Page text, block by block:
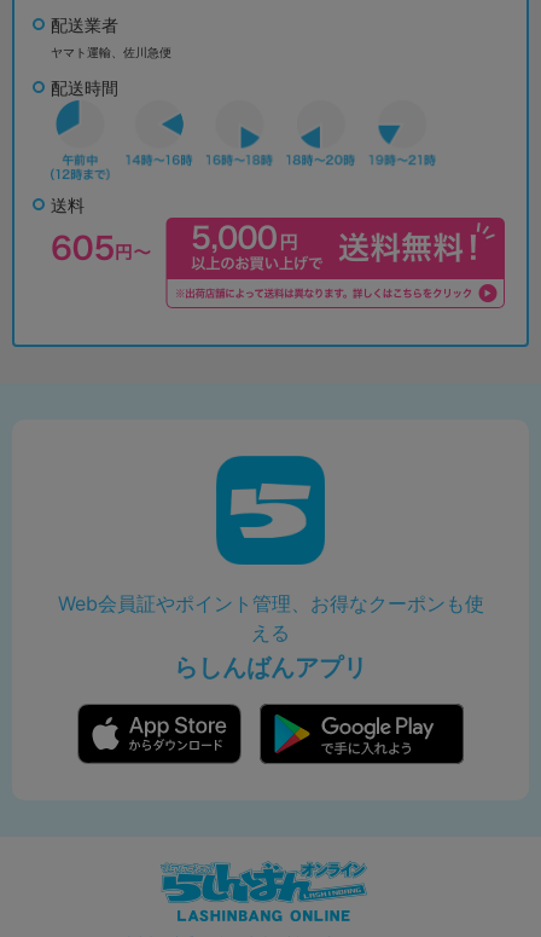
配送業者
ヤマト運輸、佐川急便
配送時間
送料
Web会員証やポイント管理、お得なクーポンも使
える
らしんばんアプリ